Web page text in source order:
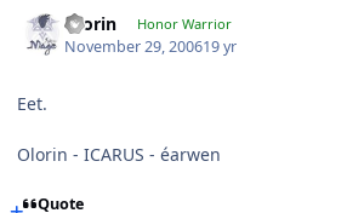
Olorin Honor Warrior
November 29, 200619 yr
Eet.
Olorin - ICARUS - éarwen
Quote